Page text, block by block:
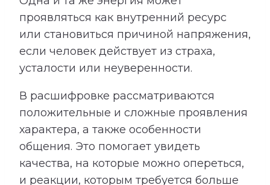
проявляться как внутренний ресурс
или становиться причиной напряжения,
если человек действует из страха,
усталости или неуверенности.
В расшифровке рассматриваются
положительные и сложные проявления
характера, а также особенности
общения. Это помогает увидеть
качества, на которые можно опереться,
и реакции, которым требуется больше